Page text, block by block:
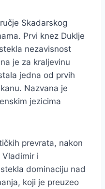
Skadarskog
Prvi knez Duklje
nezavisnost
je za kraljevinu
jedna od prvih
Nazvana je
jezicima
prevrata, nakon
i
dominaciju nad
koji je preuzeo